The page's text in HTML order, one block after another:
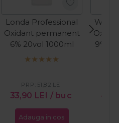
Londa Professional
Oxidant permanent
6% 20vol 1000ml
33,90 LEI / buc
PRP: 51,82 LEI
Adauga in cos
Wella
9%